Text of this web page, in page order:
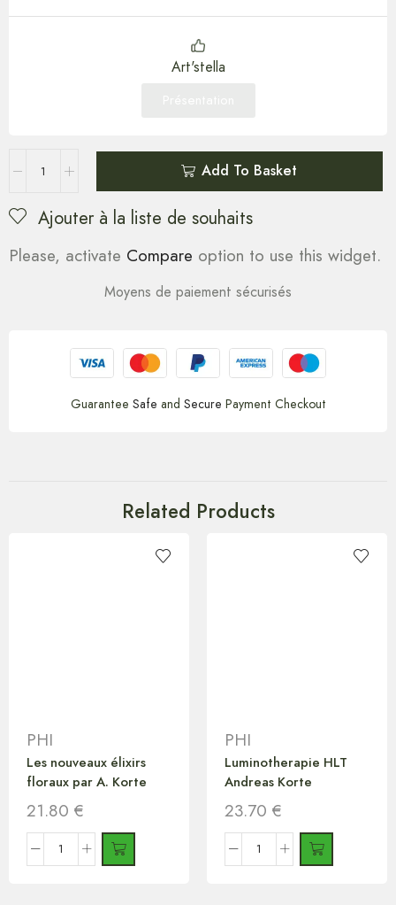
Art'stella
Add To Basket
Ajouter à la liste de souhaits
Please, activate Compare option to use this widget.
Moyens de paiement sécurisés
Guarantee Safe and Secure Payment Checkout
Related Products
PHI
Les nouveaux élixirs
floraux par A. Korte
21.80 €
PHI
Luminotherapie HLT
Andreas Korte
23.70 €